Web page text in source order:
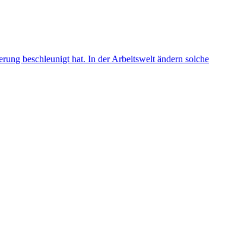
beschleunigt hat. In der Arbeitswelt ändern solche